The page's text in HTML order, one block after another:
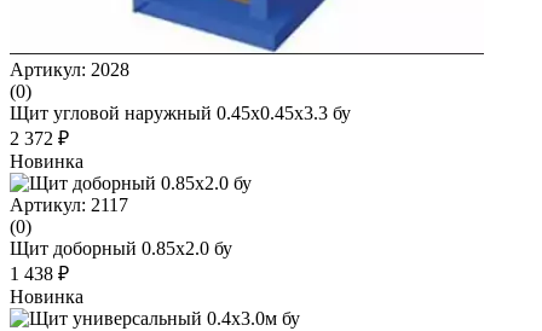
Артикул: 2028
(0)
Щит угловой наружный 0.45x0.45x3.3 бу
2 372 ₽
Новинка
Артикул: 2117
(0)
Щит доборный 0.85x2.0 бу
1 438 ₽
Новинка